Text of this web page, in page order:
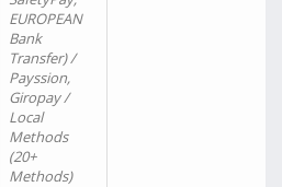
EUROPEAN
Bank
Transfer) /
Payssion,
Giropay /
Local
Methods
(20+
Methods)